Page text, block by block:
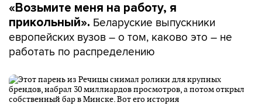
«Возьмите меня на работу, я
прикольный». Беларуские выпускники
европейских вузов – о том, каково это – не
работать по распределению